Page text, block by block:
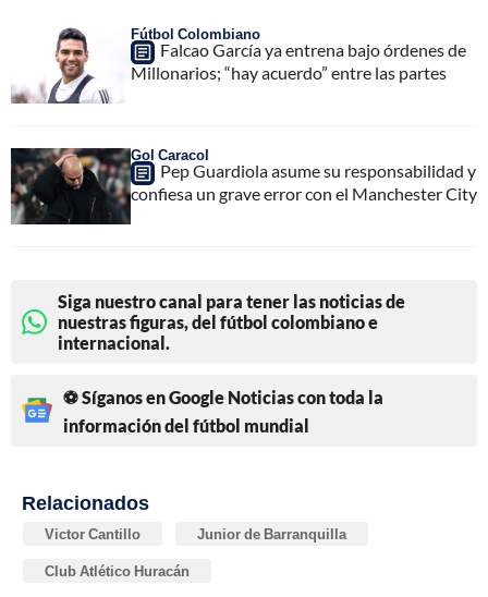
Fútbol Colombiano
Falcao García ya entrena bajo órdenes de
Millonarios; “hay acuerdo” entre las partes
Gol Caracol
Pep Guardiola asume su responsabilidad y
confiesa un grave error con el Manchester City
Siga nuestro canal para tener las noticias de
nuestras figuras, del fútbol colombiano e
internacional.
⚽ Síganos en Google Noticias con toda la
información del fútbol mundial
Relacionados
Victor Cantillo Junior de Barranquilla
Club Atlético Huracán